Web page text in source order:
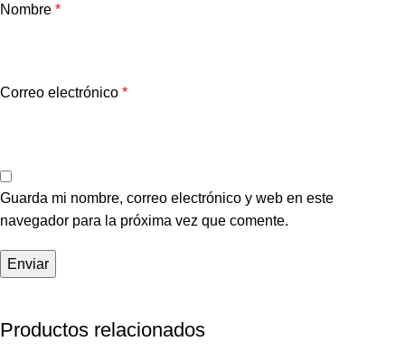
Nombre *
Correo electrónico *
Guarda mi nombre, correo electrónico y web en este
navegador para la próxima vez que comente.
Productos relacionados